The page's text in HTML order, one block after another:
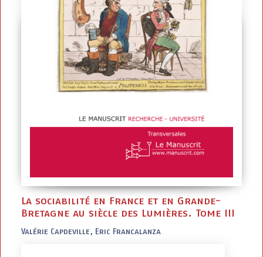
La sociabilité en France et en Grande-
Bretagne au siècle des Lumières. Tome III
Valérie Capdeville, Eric Francalanza